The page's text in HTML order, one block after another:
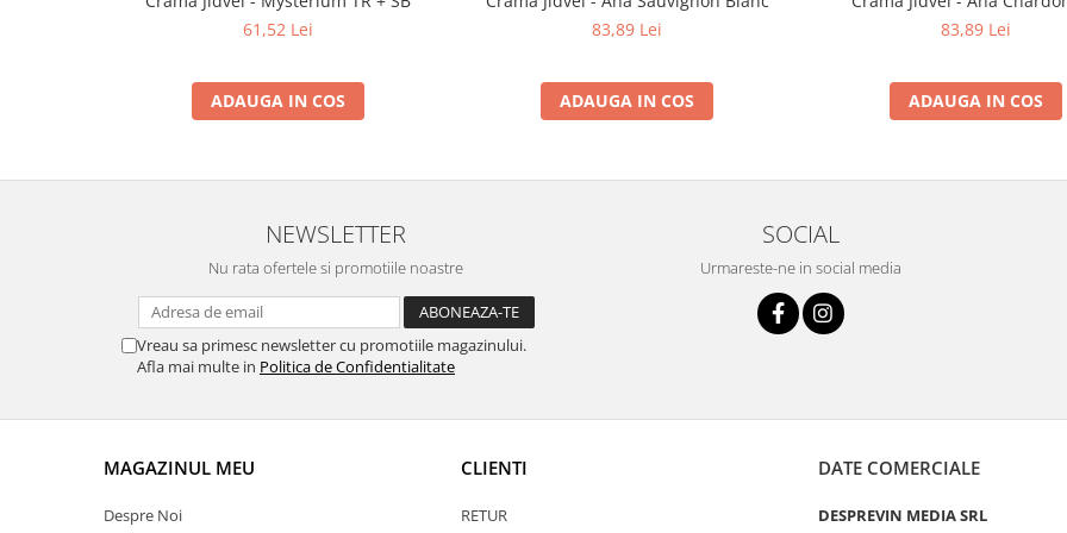
61,52 Lei
ADAUGA IN COS
83,89 Lei
ADAUGA IN COS
83,89 Lei
ADAUGA IN COS
NEWSLETTER
Nu rata ofertele si promotiile noastre
Vreau sa primesc newsletter cu promotiile magazinului.
Afla mai multe in Politica de Confidentialitate
SOCIAL
Urmareste-ne in social media
MAGAZINUL MEU
Despre Noi
CLIENTI
RETUR
DATE COMERCIALE
DESPREVIN MEDIA SRL